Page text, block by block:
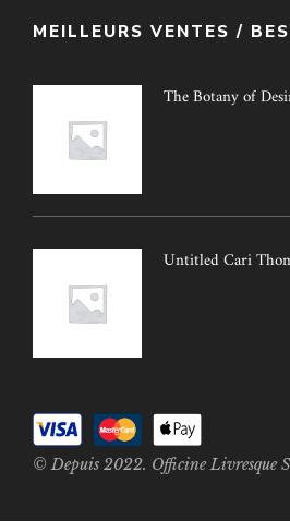
MEILLEURS VENTES /
The Botany of
Untitled Cari
© Depuis 2022. Officine Livresque